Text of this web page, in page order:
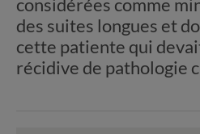
des suites longues et
cette patiente qui
récidive de pathologie